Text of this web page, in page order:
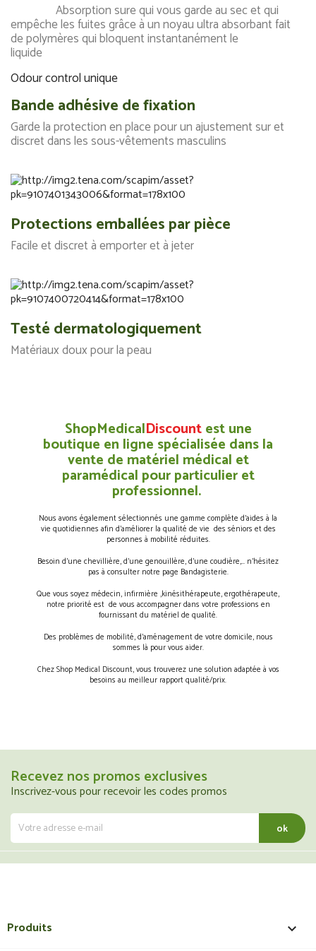
Absorption sure qui vous garde au sec et qui
empêche les fuites grâce à un noyau ultra absorbant fait
de polymères qui bloquent instantanément le
liquide
Odour control unique
Bande adhésive de fixation
Garde la protection en place pour un ajustement sur et
discret dans les sous-vêtements masculins
Protections emballées par pièce
Facile et discret à emporter et à jeter
Testé dermatologiquement
Matériaux doux pour la peau
ShopMedicalDiscountest une
boutique en ligne spécialisée dans la
vente de matériel médical et
paramédical pour particulier et
professionnel.
Nous avons également sélectionnés une gamme complète d’aides à la
vie quotidiennes afin d’améliorer la qualité de vie des séniors et des
personnes à mobilité réduites.
Besoin d’une chevillière, d’une genouillère, d’une coudière,… n’hésitez
pas à consulter notre page Bandagisterie.
Que vous soyez médecin, infirmière ,kinésithérapeute, ergothérapeute,
notre priorité est de vous accompagner dans votre professions en
fournissant du matériel de qualité.
Des problèmes de mobilité, d’aménagement de votre domicile, nous
sommes là pour vous aider.
Chez Shop Medical Discount, vous trouverez une solution adaptée à vos
besoins au meilleur rapport qualité/prix.
Recevez nos promos exclusives
Inscrivez-vous pour recevoir les codes promos
Produits 